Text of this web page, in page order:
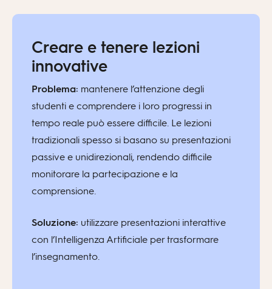
Creare e tenere lezioni
innovative
Problema: mantenere l’attenzione degli
studenti e comprendere i loro progressi in
tempo reale può essere difficile. Le lezioni
tradizionali spesso si basano su presentazioni
passive e unidirezionali, rendendo difficile
monitorare la partecipazione e la
comprensione.
Soluzione: utilizzare presentazioni interattive
con l’Intelligenza Artificiale per trasformare
l’insegnamento.